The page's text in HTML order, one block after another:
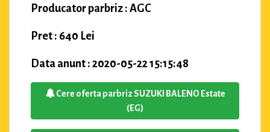
Producator parbriz : AGC
Pret : 640 Lei
Data anunt : 2020-05-22 15:15:48
Cere oferta parbriz SUZUKI BALENO Estate
(EG)